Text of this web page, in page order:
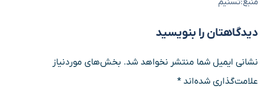
دیدگاهتان را بنویسید
نشانی ایمیل شما منتشر نخواهد شد. بخش‌های موردنیاز
علامت‌گذاری شده‌اند*